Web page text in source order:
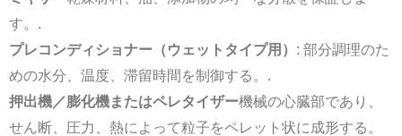
す。.
プレコンディショナー（ウェットタイプ用） : 部分調理のた
めの水分、温度、滞留時間を制御する。.
押出機／膨化機またはペレタイザー機械の心臓部であり、
せん断、圧力、熱によって粒子をペレット状に成形する。